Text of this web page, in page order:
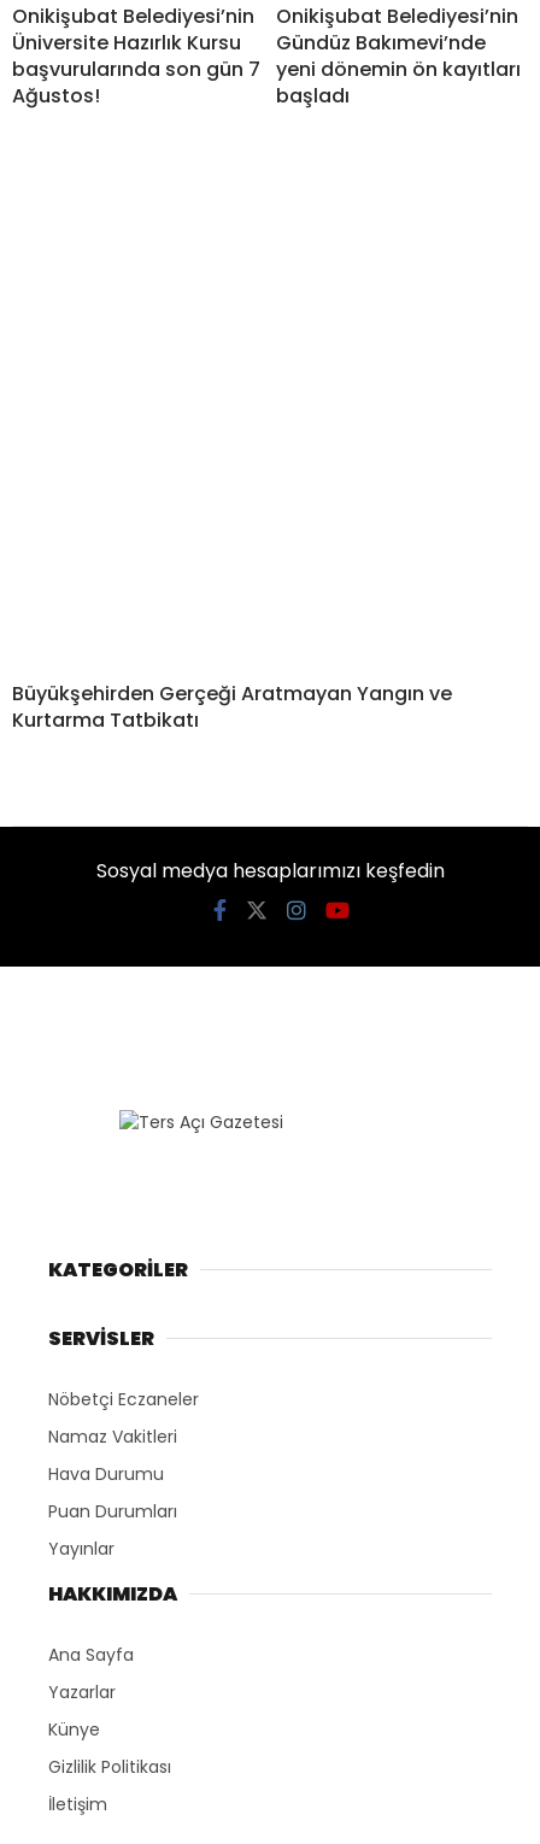
Onikişubat Belediyesi’nin
Üniversite Hazırlık Kursu
başvurularında son gün 7
Ağustos!
Onikişubat Belediyesi’nin
Gündüz Bakımevi’nde
yeni dönemin ön kayıtları
başladı
Büyükşehirden Gerçeği Aratmayan Yangın ve
Kurtarma Tatbikatı
Sosyal medya hesaplarımızı keşfedin
KATEGORİLER
SERVİSLER
Nöbetçi Eczaneler
Namaz Vakitleri
Hava Durumu
Puan Durumları
Yayınlar
HAKKIMIZDA
Ana Sayfa
Yazarlar
Künye
Gizlilik Politikası
İletişim